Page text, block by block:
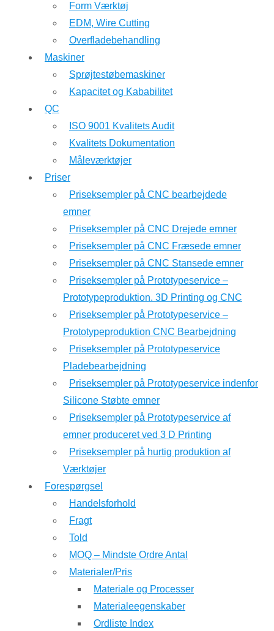
Form Værktøj
EDM, Wire Cutting
Overfladebehandling
Maskiner
Sprøjtestøbemaskiner
Kapacitet og Kababilitet
QC
ISO 9001 Kvalitets Audit
Kvalitets Dokumentation
Måleværktøjer
Priser
Priseksempler på CNC bearbejdede
emner
Priseksempler på CNC Drejede emner
Priseksempler på CNC Fræsede emner
Priseksempler på CNC Stansede emner
Priseksempler på Prototypeservice –
Prototypeproduktion. 3D Printing og CNC
Priseksempler på Prototypeservice –
Prototypeproduktion CNC Bearbejdning
Priseksempler på Prototypeservice
Pladebearbejdning
Priseksempler på Prototypeservice indenfor
Silicone Støbte emner
Priseksempler på Prototypeservice af
emner produceret ved 3 D Printing
Priseksempler på hurtig produktion af
Værktøjer
Forespørgsel
Handelsforhold
Fragt
Told
MOQ – Mindste Ordre Antal
Materialer/Pris
Materiale og Processer
Materialeegenskaber
Ordliste Index